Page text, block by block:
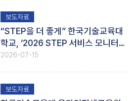
보도자료
“STEP을 더 좋게” 한국기술교육대
학교, ‘2026 STEP 서비스 모니터링
단’ 모집
2026-07-15
보도자료